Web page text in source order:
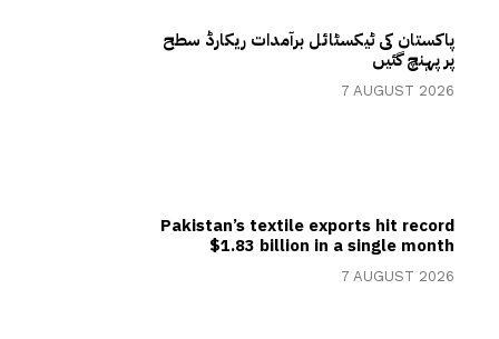
پاکستان کی ٹیکسٹائل برآمدات ریکارڈ سطح
پر پہنچ گئیں
7 AUGUST 2026
Pakistan’s textile exports hit record
$1.83 billion in a single month
7 AUGUST 2026